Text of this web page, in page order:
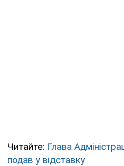
Читайте: Глава
подав у відставку